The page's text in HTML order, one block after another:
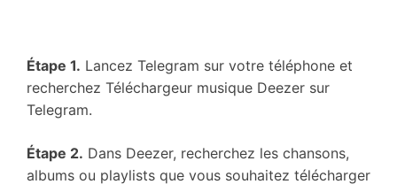
Étape 1. Lancez Telegram sur votre téléphone et
recherchez Téléchargeur musique Deezer sur
Telegram.
Étape 2. Dans Deezer, recherchez les chansons,
albums ou playlists que vous souhaitez télécharger